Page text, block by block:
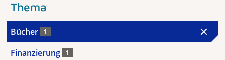
Thema
Bücher 1
Finanzierung 1